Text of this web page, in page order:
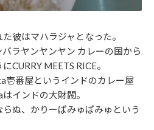
彼はマハラジャとなった。
ラヤンヤンヤン カレーの国から
CURRY MEETS RICE。
壱番屋というインドのカレー屋
インドの大財閥。
らぬ、かりーぱみゅぱみゅという